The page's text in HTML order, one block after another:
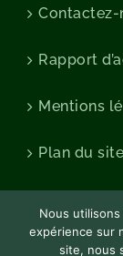
Contactez-
Rapport
Mentions
Plan du site
Nous
expérience sur
site, nous